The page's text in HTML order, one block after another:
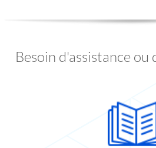
Besoin d'assistance